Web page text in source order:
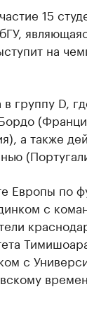
15
на
группу D,
а также
Европы по
с
с